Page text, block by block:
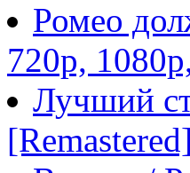
Ромео
720p,
Лучший